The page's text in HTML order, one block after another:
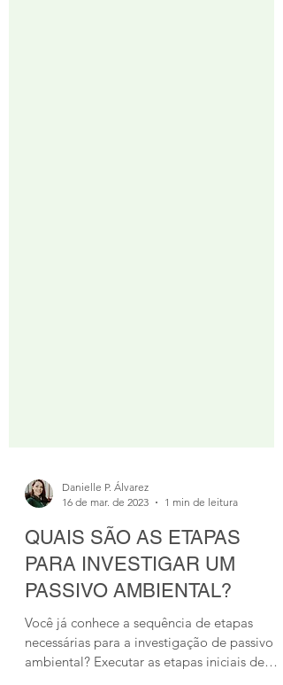
Danielle P. Álvarez
16 de mar. de 2023
1 min de leitura
QUAIS SÃO AS ETAPAS
PARA INVESTIGAR UM
PASSIVO AMBIENTAL?